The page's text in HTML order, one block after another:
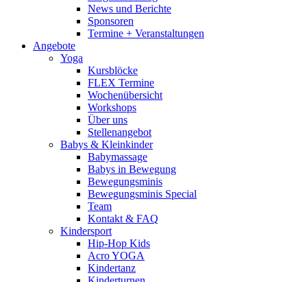
News und Berichte
Sponsoren
Termine + Veranstaltungen
Angebote
Yoga
Kursblöcke
FLEX Termine
Wochenübersicht
Workshops
Über uns
Stellenangebot
Babys & Kleinkinder
Babymassage
Babys in Bewegung
Bewegungsminis
Bewegungsminis Special
Team
Kontakt & FAQ
Kindersport
Hip-Hop Kids
Acro YOGA
Kindertanz